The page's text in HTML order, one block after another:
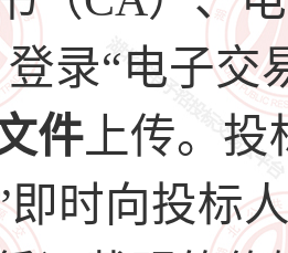
登录“电子
件 上传。
即时向投标